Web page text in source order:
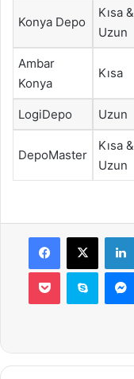
Konya Depo
Kısa &
Uzun
Ambar
Konya
Kısa
LogiDepo Uzun
DepoMaster
Kısa &
Uzun
Facebook
X
Pocket Skype